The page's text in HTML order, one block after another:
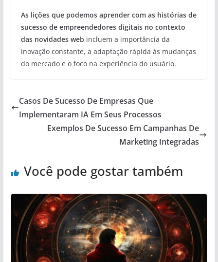
As lições que podemos aprender com as histórias de
sucesso de empreendedores digitais no contexto
das novidades web incluem a importância da
inovação constante, a adaptação rápida às mudanças
do mercado e o foco na experiência do usuário.
Casos De Sucesso De Empresas Que
Implementaram IA Em Seus Processos
Exemplos De Sucesso Em Campanhas De
Marketing Integradas
Você pode gostar também